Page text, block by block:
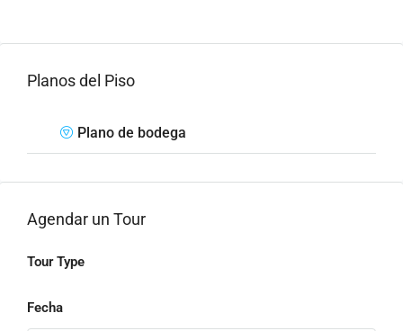
Planos del Piso
Plano de bodega
Agendar un Tour
Tour Type
Fecha